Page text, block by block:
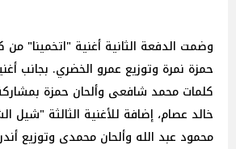
وضمت الدفعة الثانية أغنية "اتخمينا" من
حمزة نمرة وتوزيع عمرو الخضري. بجانب
كلمات محمد شافعى وألحان حمزة بمشاركة
خالد عصام، إضافة للأغنية الثالثة "شيل
محمود عبد الله وألحان محمدى وتوزيع